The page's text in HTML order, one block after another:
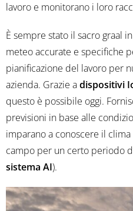
lavoro e monitorano i loro
È sempre stato il sacro graal
meteo accurate e specifiche
pianificazione del lavoro per
azienda. Grazie adispositivi
questo è possibile oggi.
previsioni in base alle
imparano a conoscere il
campo per un certo periodo
sistema AI).